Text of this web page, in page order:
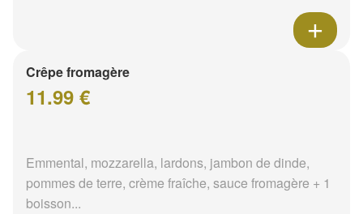
Crêpe fromagère
11.99 €
Emmental, mozzarella, lardons, jambon de dinde,
pommes de terre, crème fraîche, sauce fromagère + 1
boisson...